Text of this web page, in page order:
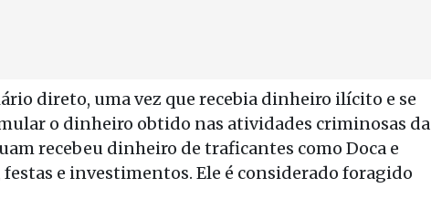
direto, uma vez que recebia dinheiro ilícito e se
o dinheiro obtido nas atividades criminosas da
recebeu dinheiro de traficantes como Doca e
festas e investimentos. Ele é considerado foragido